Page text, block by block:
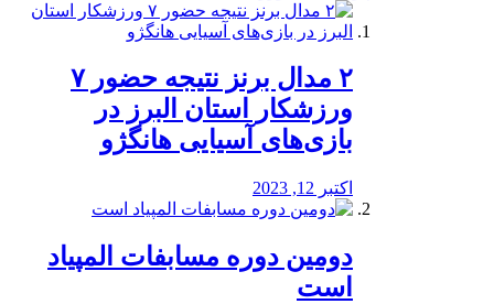
۲ مدال برنز نتیجه حضور ۷
ورزشکار استان البرز در
بازی‌های آسیایی هانگژو
اکتبر 12, 2023
دومین دوره مسابفات المپیاد
است